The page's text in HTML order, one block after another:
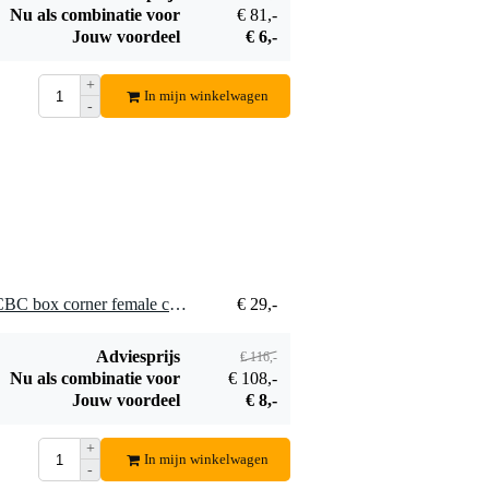
Nu als combinatie voor
€ 81,-
Jouw voordeel
€ 6,-
+
-
In mijn winkelwagen
4 x Duratruss DT 30/40-FCBC box corner female connector € 29,-
Adviesprijs € 116,-
Nu als combinatie voor
€ 108,-
Jouw voordeel
€ 8,-
+
-
In mijn winkelwagen